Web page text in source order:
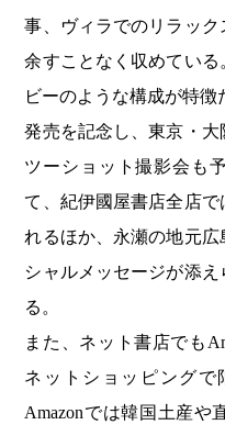
事、ヴィラでのリラッ
余すことなく収めてい
ビーのような構成が特徴
発売を記念し、東京・
ツーショット撮影会も
て、紀伊國屋書店全店
れるほか、永瀬の地元
シャルメッセージが添
る。
また、ネット書店でも
ネットショッピングで
Amazonでは韓国土産や